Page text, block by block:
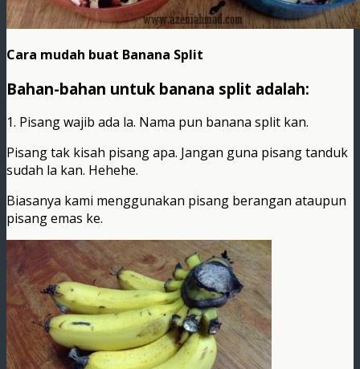
Cara mudah buat Banana Split
Bahan-bahan untuk banana split adalah:
1. Pisang wajib ada la. Nama pun banana split kan.
Pisang tak kisah pisang apa. Jangan guna pisang tanduk
sudah la kan. Hehehe.
Biasanya kami menggunakan pisang berangan ataupun
pisang emas ke.